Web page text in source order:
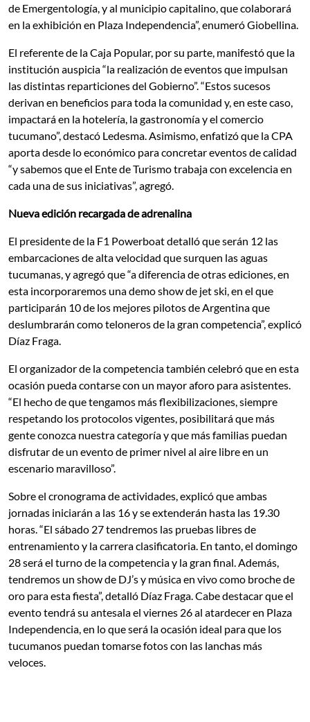
de Emergentología, y al municipio capitalino, que colaborará
en la exhibición en Plaza Independencia”, enumeró Giobellina.
El referente de la Caja Popular, por su parte, manifestó que la
institución auspicia “la realización de eventos que impulsan
las distintas reparticiones del Gobierno”. “Estos sucesos
derivan en beneficios para toda la comunidad y, en este caso,
impactará en la hotelería, la gastronomía y el comercio
tucumano”, destacó Ledesma. Asimismo, enfatizó que la CPA
aporta desde lo económico para concretar eventos de calidad
“y sabemos que el Ente de Turismo trabaja con excelencia en
cada una de sus iniciativas”, agregó.
Nueva edición recargada de adrenalina
El presidente de la F1 Powerboat detalló que serán 12 las
embarcaciones de alta velocidad que surquen las aguas
tucumanas, y agregó que “a diferencia de otras ediciones, en
esta incorporaremos una demo show de jet ski, en el que
participarán 10 de los mejores pilotos de Argentina que
deslumbrarán como teloneros de la gran competencia”, explicó
Díaz Fraga.
El organizador de la competencia también celebró que en esta
ocasión pueda contarse con un mayor aforo para asistentes.
“El hecho de que tengamos más flexibilizaciones, siempre
respetando los protocolos vigentes, posibilitará que más
gente conozca nuestra categoría y que más familias puedan
disfrutar de un evento de primer nivel al aire libre en un
escenario maravilloso”.
Sobre el cronograma de actividades, explicó que ambas
jornadas iniciarán a las 16 y se extenderán hasta las 19.30
horas. “El sábado 27 tendremos las pruebas libres de
entrenamiento y la carrera clasificatoria. En tanto, el domingo
28 será el turno de la competencia y la gran final. Además,
tendremos un show de DJ’s y música en vivo como broche de
oro para esta fiesta”, detalló Díaz Fraga. Cabe destacar que el
evento tendrá su antesala el viernes 26 al atardecer en Plaza
Independencia, en lo que será la ocasión ideal para que los
tucumanos puedan tomarse fotos con las lanchas más
veloces.